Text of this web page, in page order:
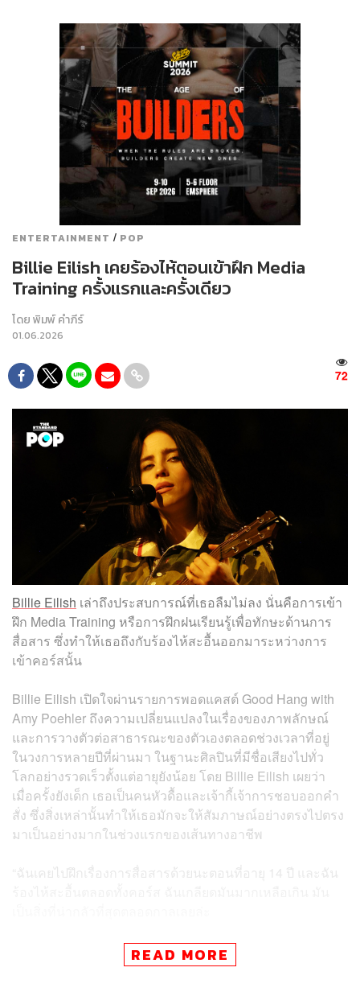
ENTERTAINMENT / POP
Billie Eilish เคยร้องไห้ตอนเข้าฝึก Media
Training ครั้งแรกและครั้งเดียว
โดยพิมพ์ คำภีร์
01.06.2026
72
Billie Eilish เล่าถึงประสบการณ์ที่เธอลืมไม่ลง นั่นคือการเข้า
ฝึก Media Training หรือการฝึกฝนเรียนรู้เพื่อทักษะด้านการ
สื่อสาร ซึ่งทำให้เธอถึงกับร้องไห้สะอื้นออกมาระหว่างการ
เข้าคอร์สนั้น
Billie Eilish เปิดใจผ่านรายการพอดแคสต์ Good Hang with
Amy Poehler ถึงความเปลี่ยนแปลงในเรื่องของภาพลักษณ์
และการวางตัวต่อสาธารณะของตัวเองตลอดช่วงเวลาที่อยู่
ในวงการหลายปีที่ผ่านมา ในฐานะศิลปินที่มีชื่อเสียงไปทั่ว
โลกอย่างรวดเร็วตั้งแต่อายุยังน้อย โดย Billie Eilish เผยว่า
เมื่อครั้งยังเด็ก เธอเป็นคนหัวดื้อและเจ้ากี้เจ้าการชอบออกคำ
สั่ง ซึ่งสิ่งเหล่านั้นทำให้เธอมักจะให้สัมภาษณ์อย่างตรงไปตรง
มาเป็นอย่างมากในช่วงแรกของเส้นทางอาชีพ
“ฉันเคยไปฝึกเรื่องการสื่อสารด้วยนะตอนที่อายุ 14 ปี และฉัน
“ฉันไปแค่เซสชันเดียว และแค่เวลาไม่ถึง 1 ชั่วโมงฉันก็
ร้องไห้หนักมาก แล้วก็ออกจากที่นั่น ฉันไม่เคยทำตามกฎใดๆ
READ MORE